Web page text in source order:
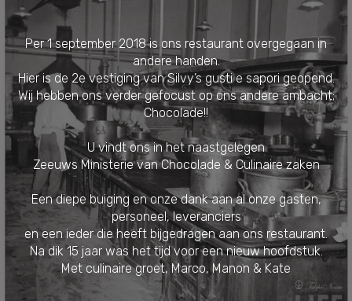
Per 1 september 2018 is ons restaurant overgegaan in
andere handen.
Hier is de 2e vestiging van Silvy’s gusti e sapori geopend.
Wij hebben ons verder gefocust op ons andere ambacht;
Chocolade!!
U vindt ons in het naastgelegen
Zeeuws Ministerie van Chocolade & Culinaire zaken
Een diepe buiging en onze dank aan al onze gasten,
personeel, leveranciers
en een ieder die heeft bijgedragen aan ons restaurant.
Na dik 15 jaar was het tijd voor een nieuw hoofdstuk.
Met culinaire groet, Marco, Manon & Kate